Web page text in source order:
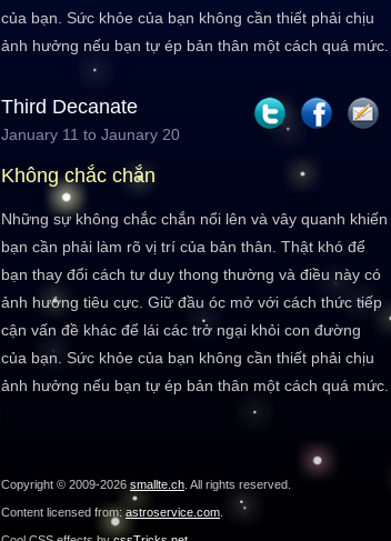
của bạn. Sức khỏe của bạn không cần thiết phải chịu
ảnh hưởng nếu bạn tự ép bản thân một cách quá mức.
Third Decanate
January 11 to Jaunary 20
Không chắc chắn
Những sự không chắc chắn nổi lên và vây quanh khiến
bạn cần phải làm rõ vị trí của bản thân. Thật khó để
bạn thay đổi cách tư duy thong thường và điều này có
ảnh hưởng tiêu cực. Giữ đầu óc mở với cách thức tiếp
cận vấn đề khác để lái các trở ngại khỏi con đường
của bạn. Sức khỏe của bạn không cần thiết phải chịu
ảnh hưởng nếu bạn tự ép bản thân một cách quá mức.
Copyright © 2009-2026 smallte.ch . All rights reserved.
Content licensed from: astroservice.com